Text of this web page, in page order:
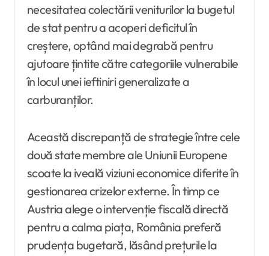
necesitatea colectării veniturilor la bugetul
de stat pentru a acoperi deficitul în
creștere, optând mai degrabă pentru
ajutoare țintite către categoriile vulnerabile
în locul unei ieftiniri generalizate a
carburanților.
Această discrepanță de strategie între cele
două state membre ale Uniunii Europene
scoate la iveală viziuni economice diferite în
gestionarea crizelor externe. În timp ce
Austria alege o intervenție fiscală directă
pentru a calma piața, România preferă
prudența bugetară, lăsând prețurile la